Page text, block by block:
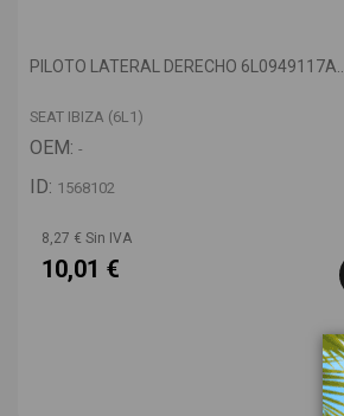
PILOTO LATERAL DERECHO 6L0949117A...
SEAT IBIZA (6L1)
OEM: -
ID: 1568102
8,27 € Sin IVA
10,01 €